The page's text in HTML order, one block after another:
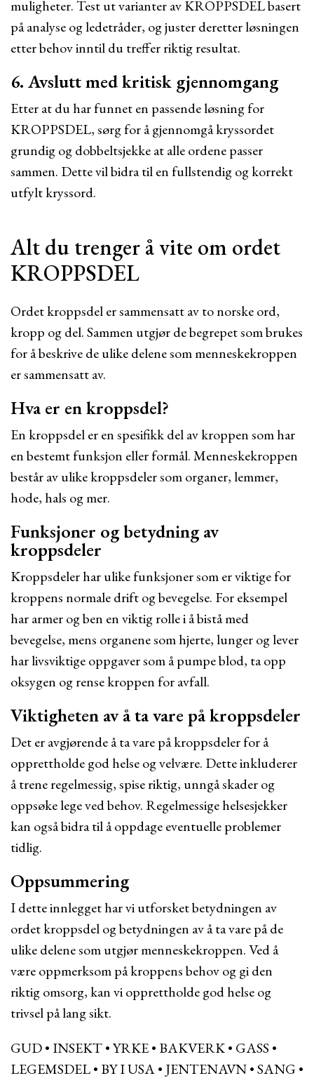
muligheter. Test ut varianter av KROPPSDEL basert
på analyse og ledetråder, og juster deretter løsningen
etter behov inntil du treffer riktig resultat.
6. Avslutt med kritisk gjennomgang
Etter at du har funnet en passende løsning for
KROPPSDEL, sørg for å gjennomgå kryssordet
grundig og dobbeltsjekke at alle ordene passer
sammen. Dette vil bidra til en fullstendig og korrekt
utfylt kryssord.
Alt du trenger å vite om ordet
KROPPSDEL
Ordet kroppsdel er sammensatt av to norske ord,
kropp og del. Sammen utgjør de begrepet som brukes
for å beskrive de ulike delene som menneskekroppen
er sammensatt av.
Hva er en kroppsdel?
En kroppsdel er en spesifikk del av kroppen som har
en bestemt funksjon eller formål. Menneskekroppen
består av ulike kroppsdeler som organer, lemmer,
hode, hals og mer.
Funksjoner og betydning av
kroppsdeler
Kroppsdeler har ulike funksjoner som er viktige for
kroppens normale drift og bevegelse. For eksempel
har armer og ben en viktig rolle i å bistå med
bevegelse, mens organene som hjerte, lunger og lever
har livsviktige oppgaver som å pumpe blod, ta opp
oksygen og rense kroppen for avfall.
Viktigheten av å ta vare på kroppsdeler
Det er avgjørende å ta vare på kroppsdeler for å
opprettholde god helse og velvære. Dette inkluderer
å trene regelmessig, spise riktig, unngå skader og
oppsøke lege ved behov. Regelmessige helsesjekker
kan også bidra til å oppdage eventuelle problemer
tidlig.
Oppsummering
I dette innlegget har vi utforsket betydningen av
ordet kroppsdel og betydningen av å ta vare på de
ulike delene som utgjør menneskekroppen. Ved å
være oppmerksom på kroppens behov og gi den
riktig omsorg, kan vi opprettholde god helse og
trivsel på lang sikt.
GUD• INSEKT•YRKE• BAKVERK• GASS•
LEGEMSDEL• BY I USA• JENTENAVN•SANG •